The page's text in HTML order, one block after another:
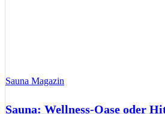
Sauna Magazin
Sauna: Wellness-Oase oder